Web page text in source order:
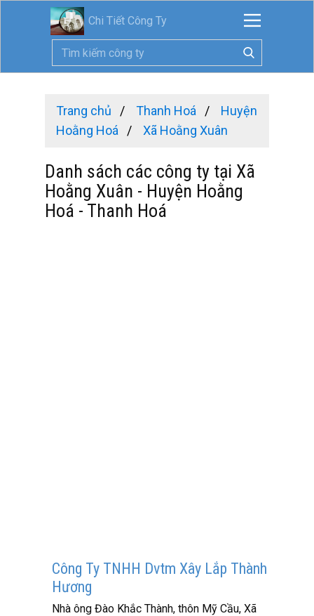
Chi Tiết Công Ty
Trang chủ Thanh Hoá
Huyện
Hoằng Hoá
Xã Hoằng Xuân
Danh sách các công ty tại Xã
Hoằng Xuân - Huyện Hoằng
Hoá - Thanh Hoá
Công Ty TNHH Dvtm Xây Lắp Thành
Hương
Nhà ông Đào Khắc Thành, thôn Mỹ Cầu, Xã